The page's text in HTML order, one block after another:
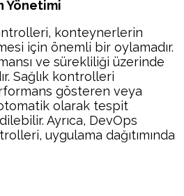
Yönetimi
konteynerlerin
için önemli bir oylamadır.
ve sürekliliği üzerinde
Sağlık kontrolleri
gösteren veya
olarak tespit
Ayrıca, DevOps
uygulama dağıtımında